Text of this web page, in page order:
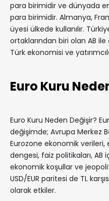
para birimidir ve dünyada
para birimidir. Almanya,
üyesi ülkede kullanılır.
ortaklarından biri olan AB
Türk ekonomisi ve
Euro Kuru
Euro Kuru Neden Değişir?
değişimde; Avrupa Merkez
Eurozone ekonomik verileri,
dengesi, faiz politikaları, AB
ekonomik koşullar ve
USD/EUR paritesi de TL
olarak etkiler.